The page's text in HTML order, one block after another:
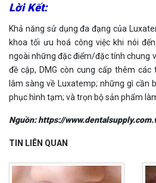
Lời Kết:
Khả năng sử dụng đa đạng của
khoa tối ưu hoá công việc khi nói
ngoài những đặc điểm/đặc tính chung
đề cập, DMG còn cung cấp thêm
lâm sàng về Luxatemp; những gì cần
phục hình tạm; và trọn bộ sản phẩm
Nguồn: https://
TIN LIÊN QUAN